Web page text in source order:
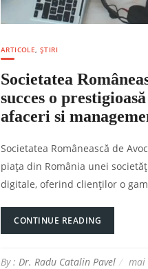
ARTICOLE ,ȘTIRI
Societatea
succes o
afaceri si
Societatea Românească de
piața din România unei
digitale, oferind clienților o
CONTINUE READING
By : Dr. Radu Catalin Pavel mai